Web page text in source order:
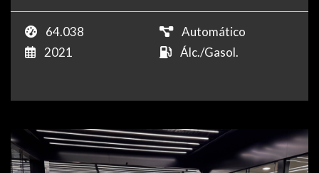
64.038
Automático
2021
Álc./Gasol.